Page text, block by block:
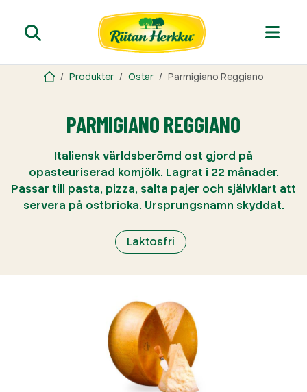
Produkter Ostar Parmigiano Reggiano
PARMIGIANO REGGIANO
Italiensk världsberömd ost gjord på
opasteuriserad komjölk. Lagrat i 22 månader.
Passar till pasta, pizza, salta pajer och självklart att
servera på ostbricka. Ursprungsnamn skyddat.
Laktosfri